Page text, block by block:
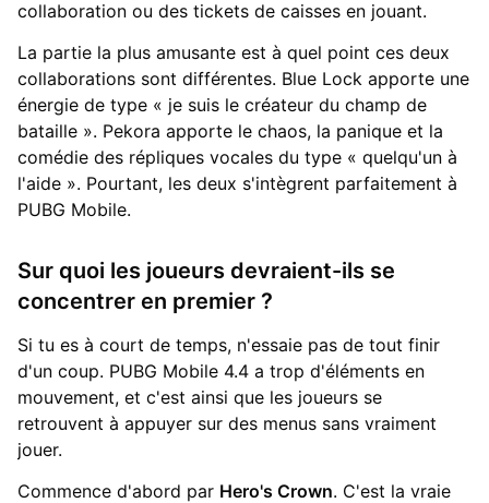
collaboration ou des tickets de caisses en jouant.
La partie la plus amusante est à quel point ces deux
collaborations sont différentes. Blue Lock apporte une
énergie de type « je suis le créateur du champ de
bataille ». Pekora apporte le chaos, la panique et la
comédie des répliques vocales du type « quelqu'un à
l'aide ». Pourtant, les deux s'intègrent parfaitement à
PUBG Mobile.
Sur quoi les joueurs devraient-ils se
concentrer en premier ?
Si tu es à court de temps, n'essaie pas de tout finir
d'un coup. PUBG Mobile 4.4 a trop d'éléments en
mouvement, et c'est ainsi que les joueurs se
retrouvent à appuyer sur des menus sans vraiment
jouer.
Commence d'abord par Hero's Crown. C'est la vraie